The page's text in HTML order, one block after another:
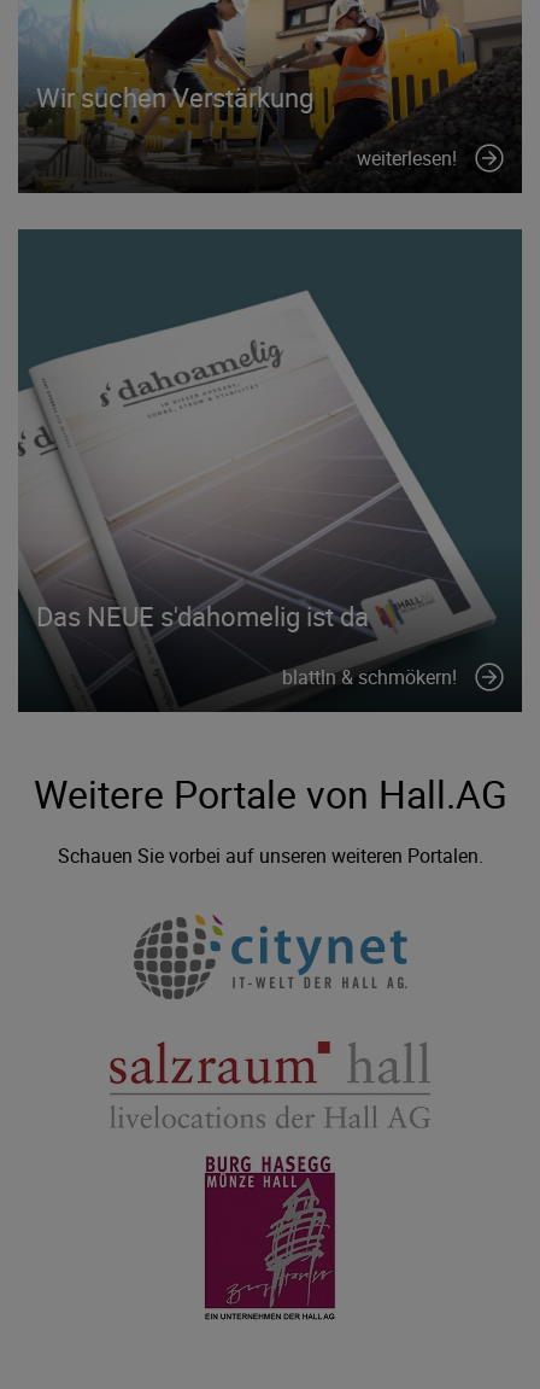
Wir suchen Verstärkung
weiterlesen!
Das NEUE s'dahomelig ist da
blattln & schmökern!
Weitere Portale von Hall.AG
Schauen Sie vorbei auf unseren weiteren Portalen.